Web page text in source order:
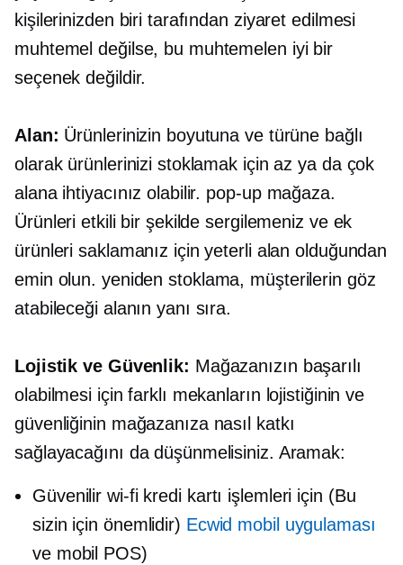
kişilerinizden biri tarafından ziyaret edilmesi
muhtemel değilse, bu muhtemelen iyi bir
seçenek değildir.
Alan: Ürünlerinizin boyutuna ve türüne bağlı
olarak ürünlerinizi stoklamak için az ya da çok
alana ihtiyacınız olabilir. pop-upmağaza.
Ürünleri etkili bir şekilde sergilemeniz ve ek
ürünleri saklamanız için yeterli alan olduğundan
emin olun. yeniden stoklama, müşterilerin göz
atabileceği alanın yanı sıra.
Lojistik ve Güvenlik: Mağazanızın başarılı
olabilmesi için farklı mekanların lojistiğinin ve
güvenliğinin mağazanıza nasıl katkı
sağlayacağını da düşünmelisiniz. Aramak:
Güvenilirwi-fikredi kartı işlemleri için (Bu
sizin için önemlidir) Ecwid mobil uygulaması
ve mobil POS)